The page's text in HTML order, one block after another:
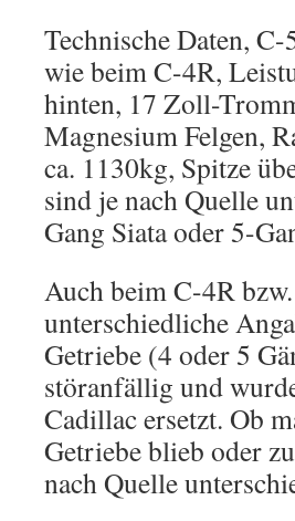
Technische Daten,
wie beim C-4R,
hinten, 17 Zoll-
Magnesium Felgen,
ca. 1130kg, Spitze
sind je nach Quelle
Gang Siata oder 5-
Auch beim C-4R
unterschiedliche
Getriebe (4 oder 5
störanfällig und
Cadillac ersetzt. Ob
Getriebe blieb oder
nach Quelle